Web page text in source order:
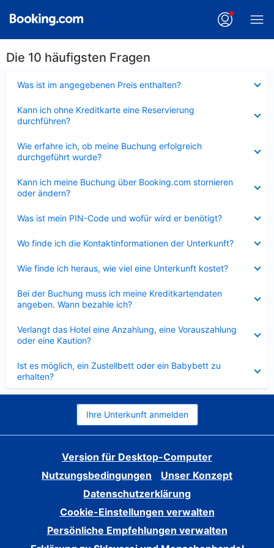
Die 10 häufigsten Fragen
Was ist im angegebenen Preis enthalten?
Kann ich ohne Kreditkarte eine Reservierung
durchführen?
Wie erfahre ich, ob meine Buchung erfolgreich
durchgeführt wurde?
Kann ich meine Buchung über Booking.com stornieren
oder ändern?
Was ist mein PIN-Code und wofür wird er benötigt?
Wo finde ich die Kontaktinformationen der Unterkunft?
Wie finde ich heraus, wie viel eine Unterkunft kostet?
Bei der Buchung muss ich meine Kreditkartendaten
angeben. Wann bezahle ich?
Verlangt das Hotel eine Anzahlung, eine Vorauszahlung
oder eine Kaution?
Ist es möglich, ein Zustellbett oder ein Babybett zu
erhalten?
Ihre Unterkunft anmelden
Version für Desktop-Computer
Nutzungsbedingungen
Unser Konzept
Datenschutzerklärung
Cookie-Einstellungen verwalten
Persönliche Empfehlungen verwalten